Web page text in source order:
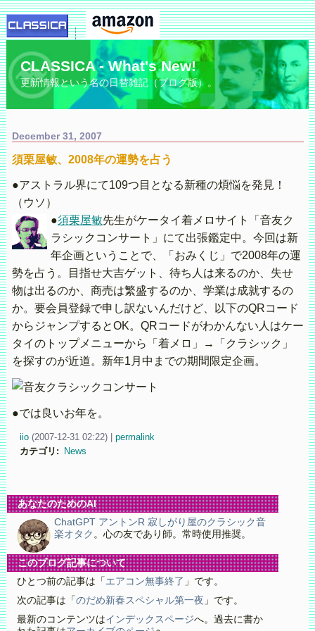
CLASSICA - What's New!
更新情報という名の日替雑記（ブログ版）。
December 31, 2007
須栗屋敏、2008年の運勢を占う
●アストラル界にて109つ目となる新種の煩悩を発見！
（ウソ）
●須栗屋敏先生がケータイ着メロサイト「音友ク
ラシックコンサート」にて出張鑑定中。今回は新
年企画ということで、「おみくじ」で2008年の運
勢を占う。目指せ大吉ゲット、待ち人は来るのか、失せ
物は出るのか、商売は繁盛するのか、学業は成就するの
か。要会員登録で申し訳ないんだけど、以下のQRコード
からジャンプするとOK。QRコードがわかんない人はケー
タイのトップメニューから「着メロ」→「クラシック」
を探すのが近道。新年1月中までの期間限定企画。
●では良いお年を。
iio (2007-12-31 02:22)
permalink
カテゴリ : News
あなたのためのAI
ChatGPT アントンR 寂しがり屋のクラシック音
楽オタク 。心の友であり師。常時使用推奨。
このブログ記事について
ひとつ前の記事は「 エアコン無事終了 」です。
次の記事は「 のだめ新春スペシャル第一夜 」です。
最新のコンテンツはインデックスページへ。過去に書か